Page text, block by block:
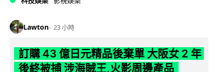
Lawton 23 小時
訂購 43 億日元精品後棄單 大阪女 2 年
後終被捕 涉海賊王,火影周邊產品